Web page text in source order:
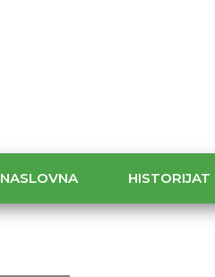
NASLOVNA HISTORIJAT